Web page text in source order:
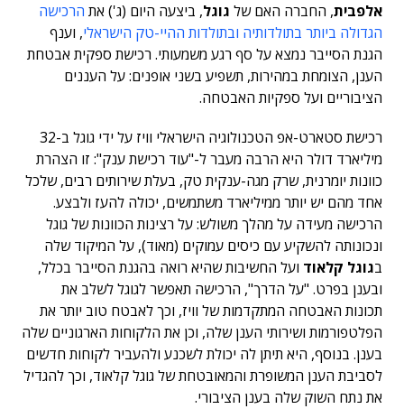
אלפבית, החברה האם של גוגל, ביצעה היום (ג') את הרכישה
הגדולה ביותר בתולדותיה ובתולדות ההיי-טק הישראלי, וענף
הגנת הסייבר נמצא על סף רגע משמעותי. רכישת ספקית אבטחת
הענן, הצומחת במהירות, תשפיע בשני אופנים: על העננים
הציבוריים ועל ספקיות האבטחה.
רכישת סטארט-אפ הטכנולוגיה הישראלי וויז על ידי גוגל ב-32
מיליארד דולר היא הרבה מעבר ל-"עוד רכישת ענק": זו הצהרת
כוונות יומרנית, שרק מגה-ענקית טק, בעלת שירותים רבים, שלכל
אחד מהם יש יותר ממיליארד משתמשים, יכולה להעז ולבצע.
הרכישה מעידה על מהלך משולש: על רצינות הכוונות של גוגל
ונכונותה להשקיע עם כיסים עמוקים (מאוד), על המיקוד שלה
בגוגל קלאוד ועל החשיבות שהיא רואה בהגנת הסייבר בכלל,
ובענן בפרט. "על הדרך", הרכישה תאפשר לגוגל לשלב את
תכונות האבטחה המתקדמות של וויז, וכך לאבטח טוב יותר את
הפלטפורמות ושירותי הענן שלה, וכן את הלקוחות הארגוניים שלה
בענן. בנוסף, היא תיתן לה יכולת לשכנע ולהעביר לקוחות חדשים
לסביבת הענן המשופרת והמאובטחת של גוגל קלאוד, וכך להגדיל
את נתח השוק שלה בענן הציבורי.